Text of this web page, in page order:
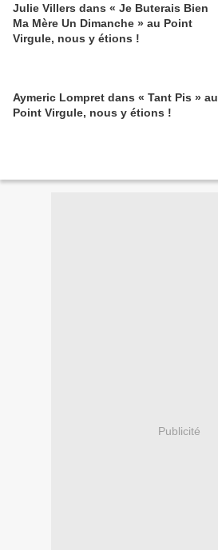
Julie Villers dans « Je Buterais Bien
Ma Mère Un Dimanche » au Point
Virgule, nous y étions !
Aymeric Lompret dans « Tant Pis » au
Point Virgule, nous y étions !
Publicité